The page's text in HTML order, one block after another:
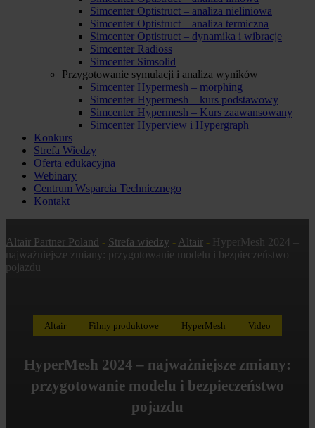
Simcenter Optistruct – analiza nieliniowa
Simcenter Optistruct – analiza termiczna
Simcenter Optistruct – dynamika i wibracje
Simcenter Radioss
Simcenter Simsolid
Przygotowanie symulacji i analiza wyników
Simcenter Hypermesh – morphing
Simcenter Hypermesh – kurs podstawowy
Simcenter Hypermesh – Kurs zaawansowany
Simcenter Hyperview i Hypergraph
Konkurs
Strefa Wiedzy
Oferta edukacyjna
Webinary
Centrum Wsparcia Technicznego
Kontakt
Altair Partner Poland - Strefa wiedzy - Altair - HyperMesh 2024 –
najważniejsze zmiany: przygotowanie modelu i bezpieczeństwo
pojazdu
Altair Filmy produktowe HyperMesh Video
HyperMesh 2024 – najważniejsze zmiany:
przygotowanie modelu i bezpieczeństwo
pojazdu